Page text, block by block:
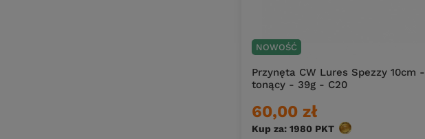
NOWOŚĆ
Przynęta CW Lures Spezzy 10cm -
tonący - 39g - C20
60,00 zł
Kup za: 1980 PKT punktów